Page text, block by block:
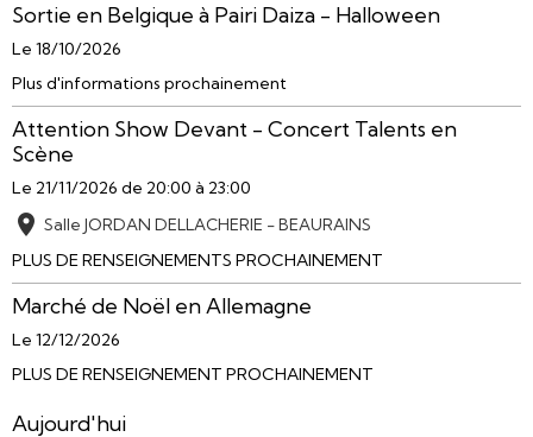
Sortie en Belgique à Pairi Daiza - Halloween
Le 18/10/2026
Plus d'informations prochainement
Attention Show Devant - Concert Talents en
Scène
Le 21/11/2026 de 20:00 à 23:00
Salle JORDAN DELLACHERIE - BEAURAINS
PLUS DE RENSEIGNEMENTS PROCHAINEMENT
Marché de Noël en Allemagne
Le 12/12/2026
PLUS DE RENSEIGNEMENT PROCHAINEMENT
Aujourd'hui